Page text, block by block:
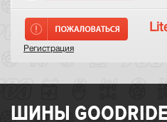
Регистрация
ШИНЫ